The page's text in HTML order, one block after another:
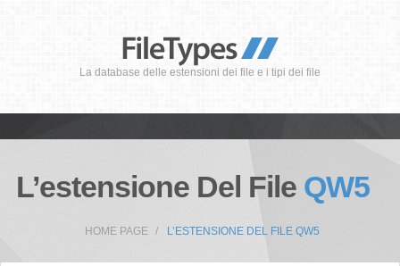
La database delle estensioni dei file e i tipi dei file
L’estensione Del File QW5
HOME PAGE L’ESTENSIONE DEL FILE QW5